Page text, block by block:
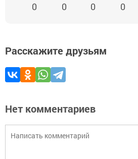
0 0 0 0
Расскажите друзьям
Нет комментариев